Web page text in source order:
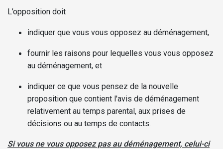
L’opposition doit
indiquer que vous vous opposez au déménagement,
fournir les raisons pour lequelles vous vous opposez
au déménagement, et
indiquer ce que vous pensez de la nouvelle
proposition que contient l'avis de déménagement
relativement au temps parental, aux prises de
décisions ou au temps de contacts.
Si vous ne vous opposez pas au déménagement, celui-ci